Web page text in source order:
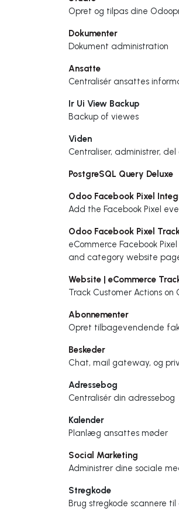
Opret og tilpas dine
Dokumenter
Dokument administration
Ansatte
Centralisér ansattes
Ir Ui View Backup
Backup of viewes
Viden
Centraliser, administrer,
PostgreSQL Query Deluxe
Odoo Facebook Pixel
Add the Facebook Pixel
Odoo Facebook Pixel
eCommerce Facebook
and category website
Website | eCommerce
Track Customer Actions
Abonnementer
Opret tilbagevendende
Beskeder
Chat, mail gateway, og
Adressebog
Centralisér din adressebog
Kalender
Planlæg ansattes møder
Social Marketing
Administrer dine sociale
Stregkode
Brug stregkode scannere